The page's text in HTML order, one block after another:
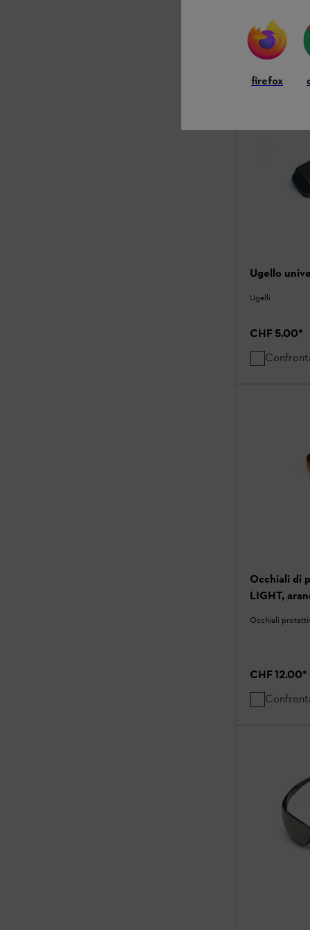
Ugello
Ugelli
CHF 5.00*
Occhiali di
LIGHT,
Occhiali
CHF 12.00*
firefox